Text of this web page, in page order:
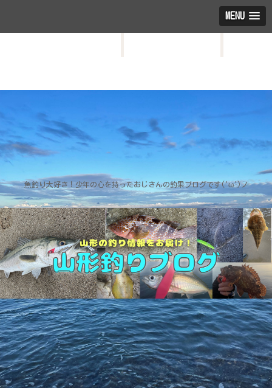
MENU
魚釣り大好き！少年の心を持ったおじさんの釣果ブログです('ω')ノ